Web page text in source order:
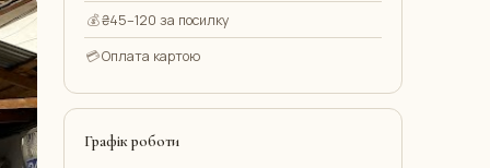
💰₴45–120 за посилку
💳Оплата картою
Графік роботи